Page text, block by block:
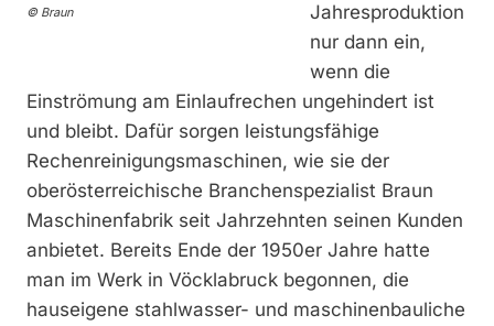
© Braun
Jahresproduktion
nur dann ein,
wenn die
Einströmung am Einlaufrechen ungehindert ist
und bleibt. Dafür sorgen leistungsfähige
Rechenreinigungsmaschinen, wie sie der
oberösterreichische Branchenspezialist Braun
Maschinenfabrik seit Jahrzehnten seinen Kunden
anbietet. Bereits Ende der 1950er Jahre hatte
man im Werk in Vöcklabruck begonnen, die
hauseigene stahlwasser- und maschinenbauliche